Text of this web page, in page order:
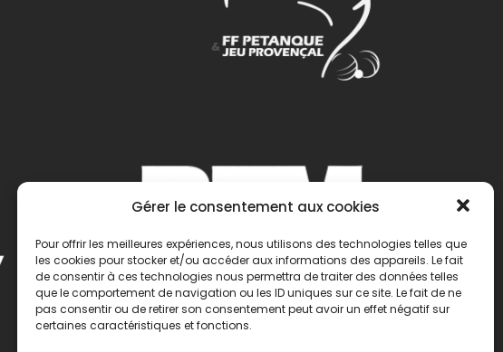
Gérer le consentement aux cookies
Pour offrir les meilleures expériences, nous utilisons des technologies telles que
les cookies pour stocker et/ou accéder aux informations des appareils. Le fait
de consentir à ces technologies nous permettra de traiter des données telles
que le comportement de navigation ou les ID uniques sur ce site. Le fait de ne
pas consentir ou de retirer son consentement peut avoir un effet négatif sur
certaines caractéristiques et fonctions.